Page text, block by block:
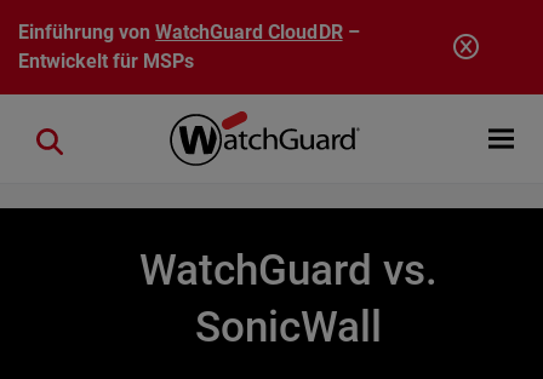
Direkt zum Inhalt
Einführung vonWatchGuard CloudDR–
Entwickelt für MSPs
Open
Close search
WatchGuard vs.
SonicWall